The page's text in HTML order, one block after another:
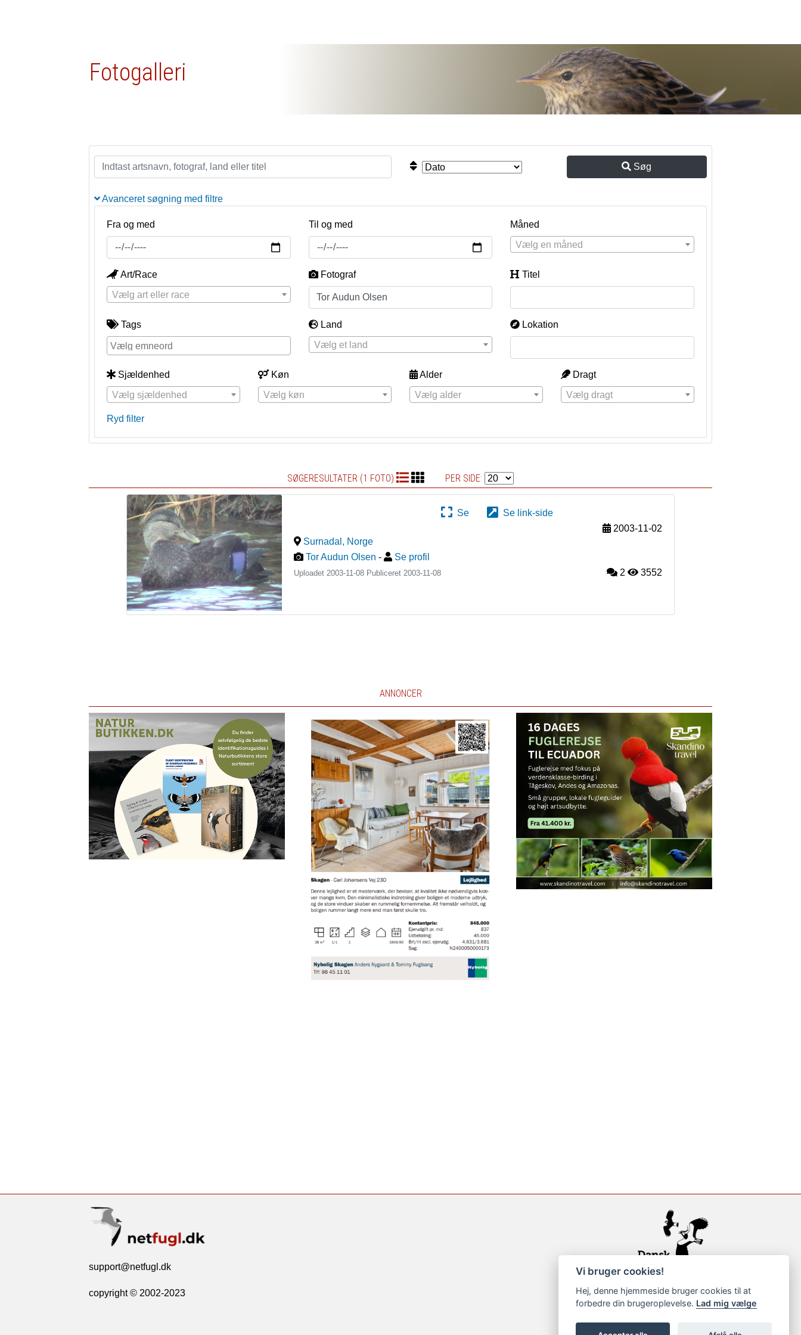
Fotogalleri
Søg
Avanceret søgning med filtre
Fra og med Til og med
Måned
Vælg en måned
Art/Race
Vælg art eller race
Fotograf Titel
Tags
Land
Vælg et land
Lokation
Sjældenhed
Vælg sjældenhed
Køn
Vælg køn
Alder
Vælg alder
Dragt
Vælg dragt
Ryd filter
SØGERESULTATER (1 FOTO) PER SIDE:
Se
Se link-side
2003-11-02
Surnadal , Norge
Tor Audun Olsen - Se profil
Uploadet 2003-11-08 Publiceret2003-11-08 2 3552
ANNONCER
support@netfugl.dk
copyright © 2002-2023
Vi bruger cookies!
Hej, denne hjemmeside bruger cookies til at
forbedre din brugeroplevelse. Lad mig vælge